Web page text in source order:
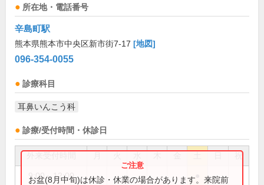
所在地・電話番号
辛島町駅
熊本県熊本市中央区新市街7-17 [地図]
096-354-0055
診療科目
耳鼻いんこう科
診療/受付時間・休診日
祝
9:00～12:00
お盆(8月中旬)は休診・休業の場合があります。来院前